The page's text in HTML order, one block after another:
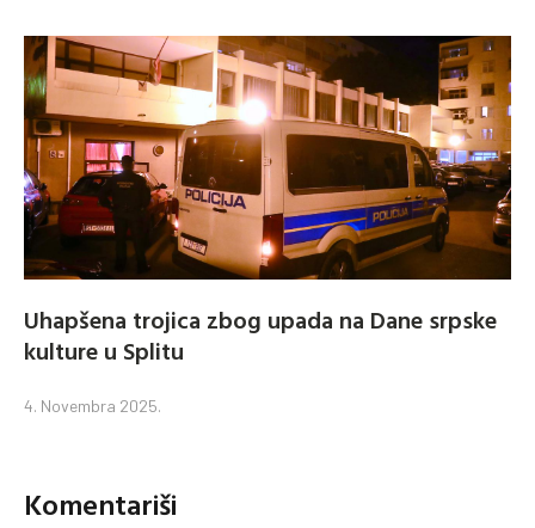
Uhapšena trojica zbog upada na Dane srpske
kulture u Splitu
4. Novembra 2025.
Komentariši